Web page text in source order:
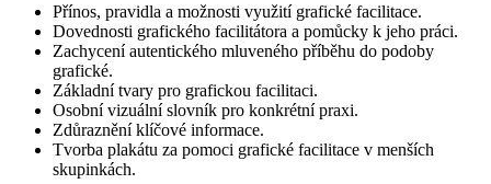
Přínos, pravidla a možnosti využití grafické facilitace.
Dovednosti grafického facilitátora a pomůcky k jeho práci.
Zachycení autentického mluveného příběhu do podoby
grafické.
Základní tvary pro grafickou facilitaci.
Osobní vizuální slovník pro konkrétní praxi.
Zdůraznění klíčové informace.
Tvorba plakátu za pomoci grafické facilitace v menších
skupinkách.